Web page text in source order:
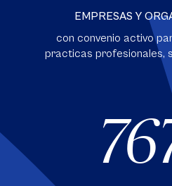
EMPRESAS Y
con convenio activo
practicas profesionales,